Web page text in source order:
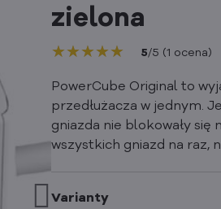
zielona
★★★★★
★★★★★
★★★★★ 5/5 (1 ocena)
PowerCube Original to
przedłużacza w jednym.
gniazda nie blokowały
wszystkich gniazd na raz,